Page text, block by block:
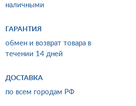
наличными
ГАРАНТИЯ
обмен и возврат товара в
течении 14 дней
ДОСТАВКА
по всем городам РФ